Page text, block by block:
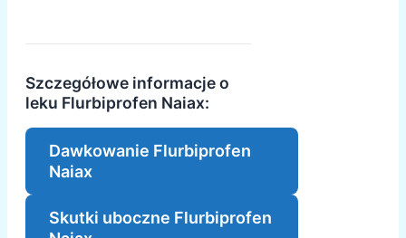
Szczegółowe informacje o
leku Flurbiprofen Naiax:
Dawkowanie Flurbiprofen
Naiax
Skutki uboczne Flurbiprofen